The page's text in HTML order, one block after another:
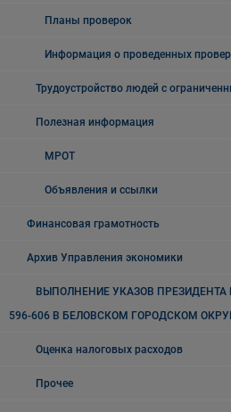
Планы проверок
Информация о проведенных
Трудоустройство людей с
Полезная информация
МРОТ
Объявления и ссылки
Финансовая грамотность
Архив Управления экономики
ВЫПОЛНЕНИЕ УКАЗОВ ПРЕЗИДЕНТА
596-606 В БЕЛОВСКОМ ГОРОДСКОМ
Оценка налоговых расходов
Прочее